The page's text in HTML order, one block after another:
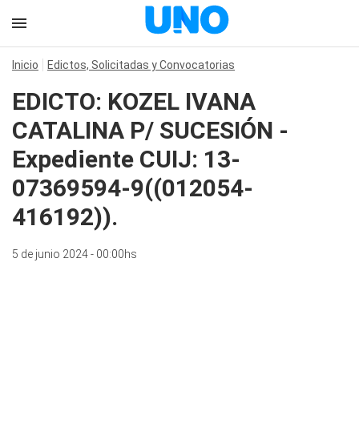
Inicio Edictos, Solicitadas y Convocatorias
EDICTO: KOZEL IVANA
CATALINA P/ SUCESIÓN -
Expediente CUIJ: 13-
07369594-9((012054-
416192)).
5 de junio 2024 - 00:00hs